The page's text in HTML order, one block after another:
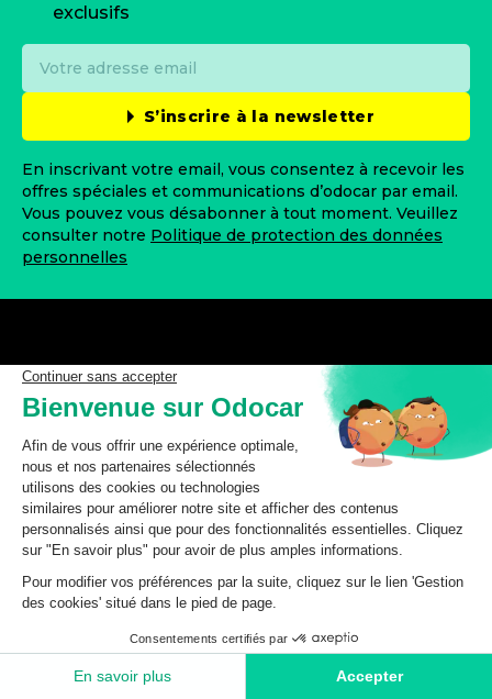
exclusifs
S’inscrire à la newsletter
En inscrivant votre email, vous consentez à recevoir les
offres spéciales et communications d’odocar par email.
Vous pouvez vous désabonner à tout moment. Veuillez
consulter notre Politique de protection des données
personnelles
odocar vous garantit l'accès à des pièces de qualité, au
meilleur prix, pour entretenir ou réparer votre véhicule
à moindre coût.
2 Quai du Haut Pont